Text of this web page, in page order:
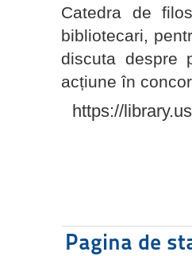
Catedra de
bibliotecari,
discuta despre
acțiune în
https://
Pagina de